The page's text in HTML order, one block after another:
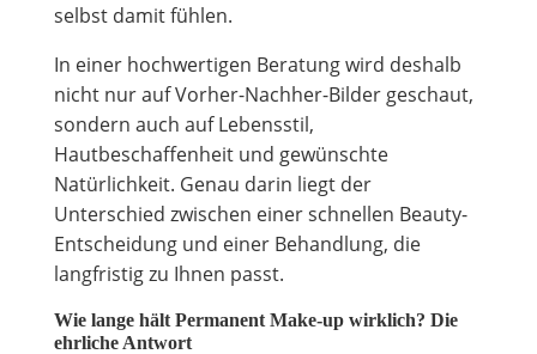
selbst damit fühlen.
In einer hochwertigen Beratung wird deshalb
nicht nur auf Vorher-Nachher-Bilder geschaut,
sondern auch auf Lebensstil,
Hautbeschaffenheit und gewünschte
Natürlichkeit. Genau darin liegt der
Unterschied zwischen einer schnellen Beauty-
Entscheidung und einer Behandlung, die
langfristig zu Ihnen passt.
Wie lange hält Permanent Make-up wirklich? Die
ehrliche Antwort